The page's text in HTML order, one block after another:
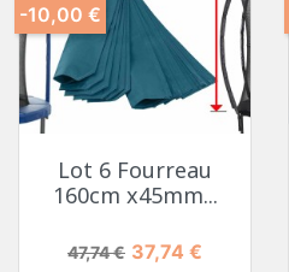
Lot 6 Fourreau
160cm x45mm...
Prix de base
47,74 € Prix
37,74 €
-10,00 €